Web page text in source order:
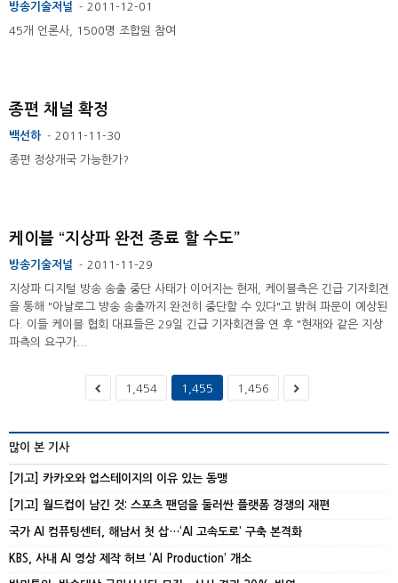
방송기술저널 - 2011-12-01
45개 언론사, 1500명 조합원 참여
종편 채널 확정
백선하 - 2011-11-30
종편 정상개국 가능한가?
케이블 “지상파 완전 종료 할 수도”
방송기술저널 - 2011-11-29
지상파 디지털 방송 송출 중단 사태가 이어지는 현재, 케이블측은 긴급 기자회견
을 통해 "아날로그 방송 송출까지 완전히 중단할 수 있다"고 밝혀 파문이 예상된
다. 이들 케이블 협회 대표들은 29일 긴급 기자회견을 연 후 "현재와 같은 지상
파측의 요구가...
1,454 1,455 1,456
많이 본 기사
[기고] 카카오와 업스테이지의 이유 있는 동맹
[기고] 월드컵이 남긴 것: 스포츠 팬덤을 둘러싼 플랫폼 경쟁의 재편
국가 AI 컴퓨팅센터, 해남서 첫 삽…‘AI 고속도로’ 구축 본격화
KBS, 사내 AI 영상 제작 허브 ‘AI Production’ 개소